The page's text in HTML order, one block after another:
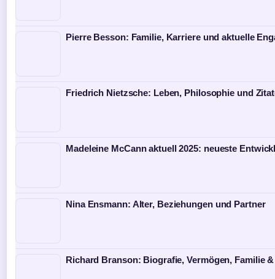
Pierre Besson: Familie, Karriere und aktuelle
Friedrich Nietzsche: Leben, Philosophie und
Madeleine McCann aktuell 2025: neueste
Nina Ensmann: Alter, Beziehungen und Partner
Richard Branson: Biografie, Vermögen, Familie